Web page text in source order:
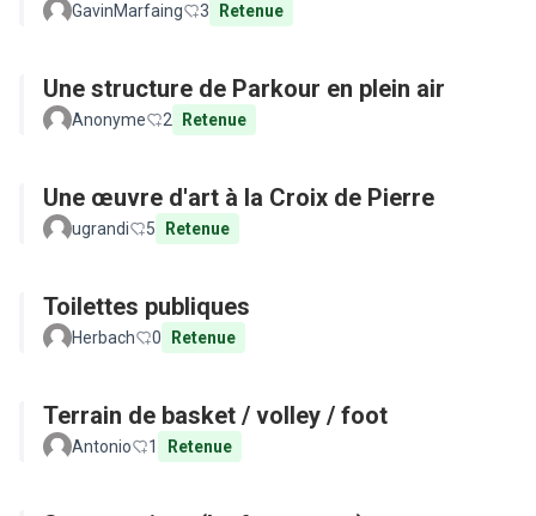
GavinMarfaing 3 Retenue
Une structure de Parkour en plein air
Anonyme 2 Retenue
Une œuvre d'art à la Croix de Pierre
ugrandi 5 Retenue
Toilettes publiques
Herbach 0 Retenue
Terrain de basket / volley / foot
Antonio 1 Retenue